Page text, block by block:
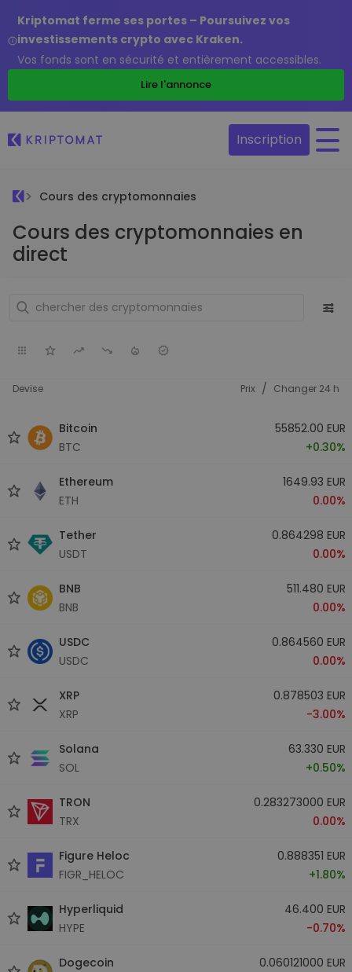
Kriptomat ferme ses portes – Poursuivez vos
investissements crypto avec Kraken.
Vos fonds sont en sécurité et entièrement accessibles.
Lire l'annonce
Inscription
Cours des cryptomonnaies
Cours des cryptomonnaies en
direct
Devise Prix / Changer 24 h
Bitcoin
BTC
55852.00 EUR
+0.30%
Ethereum
ETH
1649.93 EUR
0.00%
Tether
USDT
0.864298 EUR
0.00%
BNB
BNB
511.480 EUR
0.00%
USDC
USDC
0.864560 EUR
0.00%
XRP
XRP
0.878503 EUR
-3.00%
Solana
SOL
63.330 EUR
+0.50%
TRON
TRX
0.283273000 EUR
0.00%
Figure Heloc
FIGR_HELOC
0.888351 EUR
+1.80%
Hyperliquid
HYPE
46.400 EUR
-0.70%
Dogecoin
0.060121000 EUR